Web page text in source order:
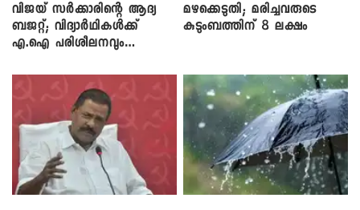
വിജയ് സർക്കാരിന്റെ ആദ്യ
ബജറ്റ്; വിദ്യാർഥികൾക്ക്
എ.ഐ പരിശീലനവും
മഴക്കെടുതി; മരിച്ചവരുടെ
കുടുംബത്തിന് 8 ലക്ഷം